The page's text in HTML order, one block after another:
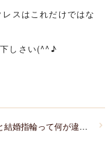
スはこれだけではな
しさい(^^♪
婚約指輪と結婚指輪って何が違うんですが？